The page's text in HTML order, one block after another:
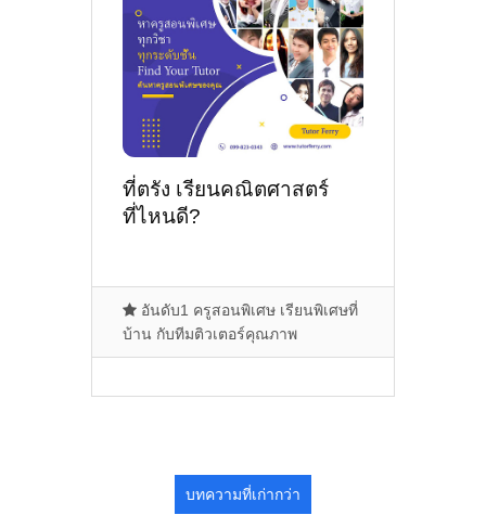
ที่ตรัง เรียนคณิตศาสตร์
ที่ไหนดี?
อันดับ1 ครูสอนพิเศษ เรียนพิเศษที่
บ้าน กับทีมติวเตอร์คุณภาพ
บทความที่เก่ากว่า